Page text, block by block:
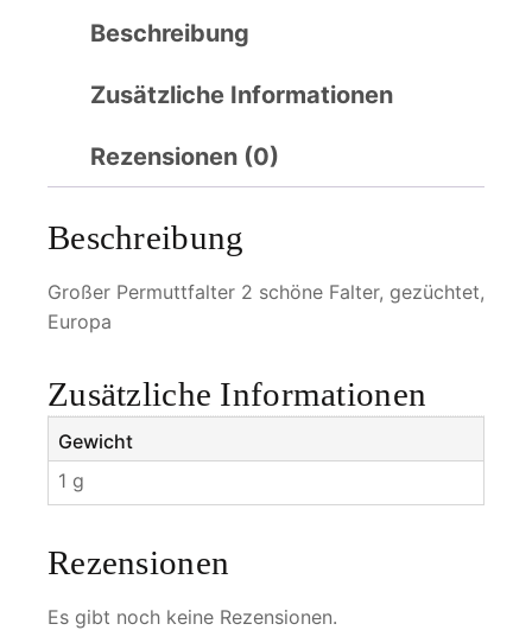
j
M
n
g
Beschreibung
Zusätzliche Informationen
Rezensionen (0)
Beschreibung
Großer Permuttfalter 2 schöne Falter, gezüchtet,
Europa
Zusätzliche Informationen
Gewicht
1 g
Rezensionen
Es gibt noch keine Rezensionen.